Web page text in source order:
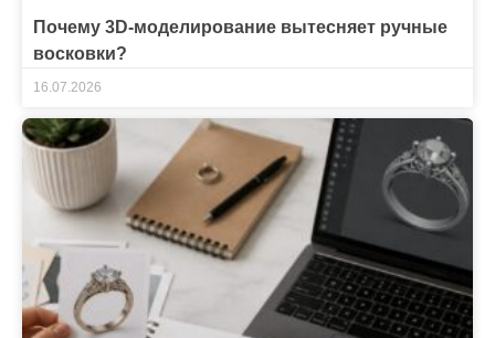
Почему 3D-моделирование вытесняет ручные
восковки?
16.07.2026